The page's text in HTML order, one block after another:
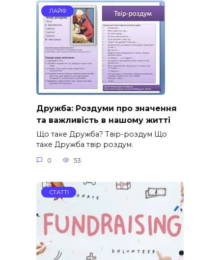
ЛАЙФ
Дружба: Роздуми про значення
та важливість в нашому житті
Що таке Дружба? Твір-роздум Що
таке Дружба твір роздум.
0 53
СТАТТІ